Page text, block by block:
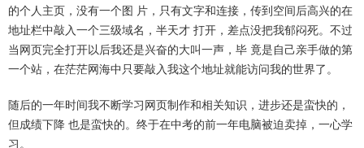
的个人主页，没有一个图 片，只有文字和连接，传到空间后高兴的在
地址栏中敲入一个三级域名，半天才 打开，差点没把我郁闷死。不过
当网页完全打开以后我还是兴奋的大叫一声，毕 竟是自己亲手做的第
一个站，在茫茫网海中只要敲入我这个地址就能访问我的世界了。
随后的一年时间我不断学习网页制作和相关知识，进步还是蛮快的，
但成绩下降 也是蛮快的。终于在中考的前一年电脑被迫卖掉，一心学
习。